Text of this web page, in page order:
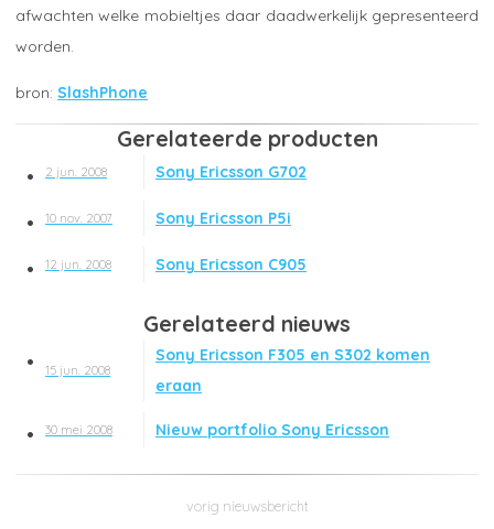
afwachten welke mobieltjes daar daadwerkelijk gepresenteerd
worden.
SlashPhone
Gerelateerde producten
2 jun. 2008 Sony Ericsson G702
10 nov. 2007 Sony Ericsson P5i
12 jun. 2008 Sony Ericsson C905
Gerelateerd nieuws
15 jun. 2008
Sony Ericsson F305 en S302 komen
eraan
30 mei 2008 Nieuw portfolio Sony Ericsson